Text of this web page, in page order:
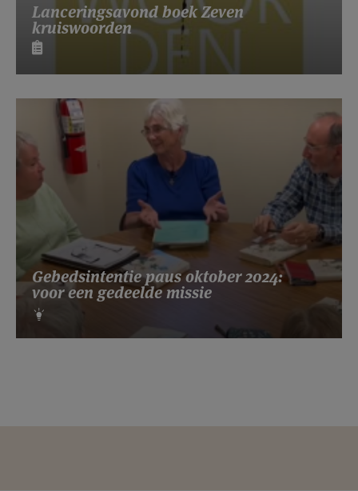
Lanceringsavond boek Zeven
kruiswoorden
Gebedsintentie paus oktober 2024:
voor een gedeelde missie